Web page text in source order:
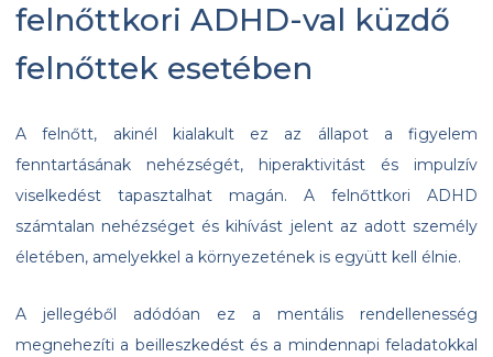
felnőttkori ADHD-val küzdő
felnőttek esetében
A felnőtt, akinél kialakult ez az állapot a figyelem
fenntartásának nehézségét, hiperaktivitást és impulzív
viselkedést tapasztalhat magán. A felnőttkori ADHD
számtalan nehézséget és kihívást jelent az adott személy
életében, amelyekkel a környezetének is együtt kell élnie.
A jellegéből adódóan ez a mentális rendellenesség
megnehezíti a beilleszkedést és a mindennapi feladatokkal